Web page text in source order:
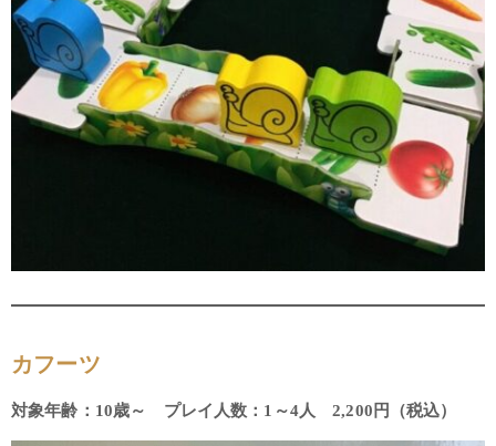
カフーツ
対象年齢：10歳～ プレイ人数：1～4人 2,200円（税込）